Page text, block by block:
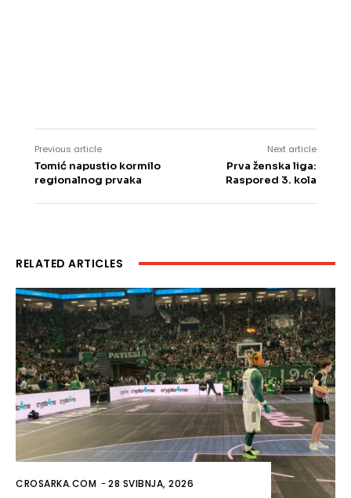
Previous article
Tomić napustio kormilo
regionalnog prvaka
Next article
Prva ženska liga:
Raspored 3. kola
RELATED ARTICLES
CROSARKA.COM -28 SVIBNJA, 2026